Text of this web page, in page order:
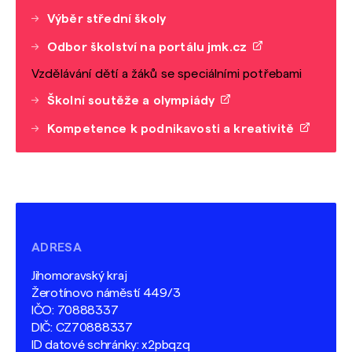
Výběr střední školy
Odbor školství na portálu jmk.cz
Vzdělávání dětí a žáků se speciálními potřebami
Školní soutěže a olympiády
Kompetence k podnikavosti a kreativitě
ADRESA
Jihomoravský kraj
Žerotínovo náměstí 449/3
IČO: 70888337
DIČ: CZ70888337
ID datové schránky: x2pbqzq